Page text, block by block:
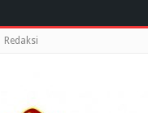
Redaksi